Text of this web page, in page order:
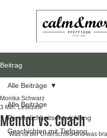
Beitrag
Alle Beiträge
Persönlichkeitsentwicklung
Geschichten mit Tiefgang
Alle Beiträge
Mentor vs. Coach
Monika Schwarz
3 Min. Lesezeit
Was ist der Unterschied und was